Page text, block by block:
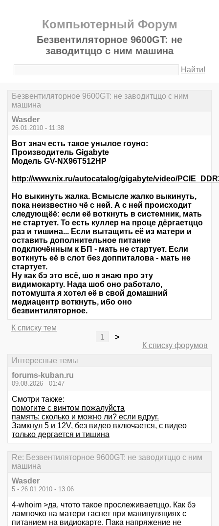
Компьютерный Форум
Безвентиляторное 9600GT: не
заводитццо с ним машина
Найти!
Безвентиляторное 9600GT: не заводитццо с ним
машина
Wasder
26.01.2010 - 11:38
Вот знач есть такое унылое гоуно:
Производитель Gigabyte
Модель GV-NX96T512HP
http://www.nix.ru/autocatalog/gigabyte/video/
Но выкинуть жалка. Всмысле жалко выкинуть,
пока неизвестно чё с ней. А с ней происходит
следующёё: если её воткнуть в системник, мать
не стартует. То есть куллер на проце дёргаетццо
раз и тишина... Если вытащить её из матери и
оставить дополнительное питание
подключённым к БП - мать не стартует. Если
воткнуть её в слот без доппиталова - мать не
стартует.
Ну как бэ это всё, шо я знаю про эту
видимокарту. Нада шоб оно работало,
потомушта я хотел её в свой домашний
медиацентр воткнуть, ибо оно
безвинтиляторное.
К списку тем
1
>
К списку форумов
Интересные темы
forums-kuban.ru
09.08.2026 - 01:47
Смотри также:
помогите с винтом пожалуйста
память: сколько и можно ли? если вдруг.
Замкнул 5 и 12V, без видео включается, с видео
только дергается и тишина
Re: Безвентиляторное 9600GT: не заводитццо с ним
машина
Wasder
5 - 26.01.2010 - 13:06
4-whoim >да, чтото такое прослеживаетццо. Как бэ
лампочко на матери гаснет при манипуляциях с
питанием на видиокарте. Пака напряжение не